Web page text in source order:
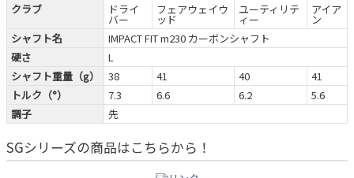
クラブ ドライ
バー
フェアウェイウ
ッド
ユーティリテ
ィー
アイア
ン
シャフト名
IMPACT FIT m230 カーボンシャフト
硬さ
L
シャフト重量（g）
38 41 40
41
トルク（°）
7.3 6.6 6.2
5.6
調子
先
SGシリーズの商品はこちらから！